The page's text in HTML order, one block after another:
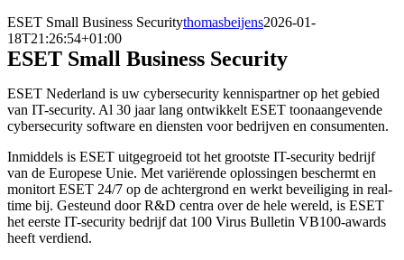
ESET Small Business Securitythomasbeijens2026-01-
18T21:26:54+01:00
ESET Small Business Security
ESET Nederland is uw cybersecurity kennispartner op het gebied
van IT-security. Al 30 jaar lang ontwikkelt ESET toonaangevende
cybersecurity software en diensten voor bedrijven en consumenten.
Inmiddels is ESET uitgegroeid tot het grootste IT-security bedrijf
van de Europese Unie. Met variërende oplossingen beschermt en
monitort ESET 24/7 op de achtergrond en werkt beveiliging in real-
time bij. Gesteund door R&D centra over de hele wereld, is ESET
het eerste IT-security bedrijf dat 100 Virus Bulletin VB100-awards
heeft verdiend.